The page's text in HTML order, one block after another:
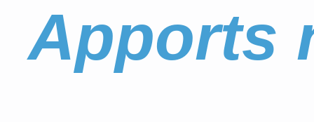
Apports